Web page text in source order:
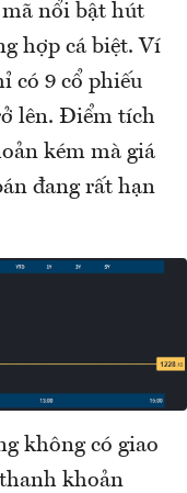
nổi bật hút
hợp cá biệt. Ví
có 9 cổ phiếu
lên. Điểm tích
kém mà giá
đang rất hạn
không có giao
khoản